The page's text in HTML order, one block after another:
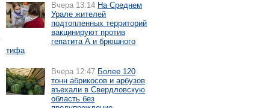
Вчера 13:14 На Среднем
Урале жителей
подтопленных территорий
вакцинируют против
гепатита А и брюшного
тифа
Вчера 12:47 Более 120
тонн абрикосов и арбузов
въехали в Свердловскую
область без